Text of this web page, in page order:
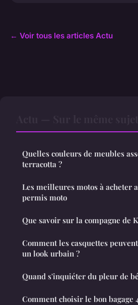
← Voir tous les articles Actu
Quelles couleurs de meubles
terracotta ?
Les meilleures motos à acheter
permis moto
Que savoir sur la compagne de
Comment les casquettes
un look urbain ?
Quand s'inquiéter du pleur de
Comment choisir le bon bagage